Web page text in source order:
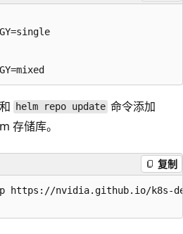
和 helm repo update 命令添加
存储库。
复制
https://nvidia.github.io/k8s-